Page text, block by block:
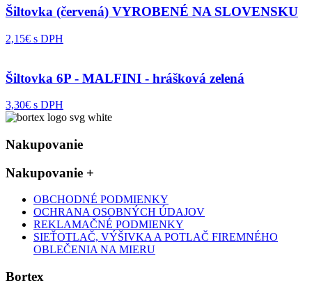
Šiltovka (červená) VYROBENÉ NA SLOVENSKU
2,15€ s DPH
Šiltovka 6P - MALFINI - hrášková zelená
3,30€ s DPH
Nakupovanie
Nakupovanie +
OBCHODNÉ PODMIENKY
OCHRANA OSOBNÝCH ÚDAJOV
REKLAMAČNÉ PODMIENKY
SIEŤOTLAČ, VÝŠIVKA A POTLAČ FIREMNÉHO
OBLEČENIA NA MIERU
Bortex